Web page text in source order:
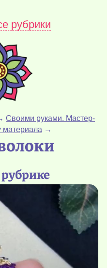
рубрики
Своими руками. Мастер-
материала →